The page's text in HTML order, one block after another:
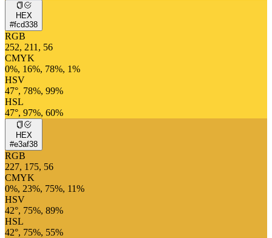
HEX
#fcd338
RGB
252, 211, 56
CMYK
0%, 16%, 78%, 1%
HSV
47°, 78%, 99%
HSL
47°, 97%, 60%
HEX
#e3af38
RGB
227, 175, 56
CMYK
0%, 23%, 75%, 11%
HSV
42°, 75%, 89%
HSL
42°, 75%, 55%